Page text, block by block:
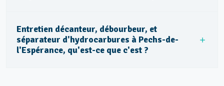
Entretien décanteur, débourbeur, et
séparateur d'hydrocarbures à Pechs-de-
l'Espérance, qu'est-ce que c'est ?